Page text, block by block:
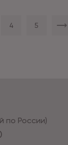
4 5
по России)